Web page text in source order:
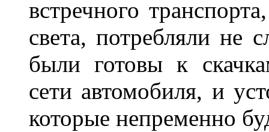
встречного
света, потребляли не
были готовы к
сети автомобиля, и
которые непременно